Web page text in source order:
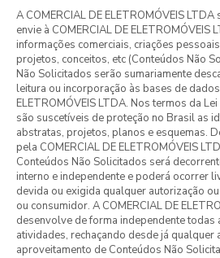
A COMERCIAL DE ELETROMÓVEIS
envie à COMERCIAL DE ELETROMÓVEIS
informações comerciais, criações
projetos, conceitos, etc (Conteúdos Não
Não Solicitados serão sumariamente
leitura ou incorporação às bases de
ELETROMÓVEIS LTDA. Nos termos da
são suscetíveis de proteção no Brasil as
abstratas, projetos, planos e esquemas.
pela COMERCIAL DE ELETROMÓVEIS
Conteúdos Não Solicitados será
interno e independente e poderá ocorrer
devida ou exigida qualquer autorização
ou consumidor. A COMERCIAL DE
desenvolve de forma independente todas
atividades, rechaçando desde já qualquer
aproveitamento de Conteúdos Não